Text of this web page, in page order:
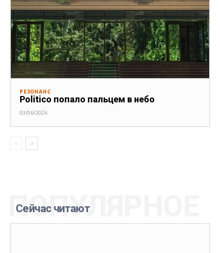
РЕЗОНАНС
Politico попало пальцем в небо
03/06/2026
Сейчас читают
ПОПУЛЯРНОЕ